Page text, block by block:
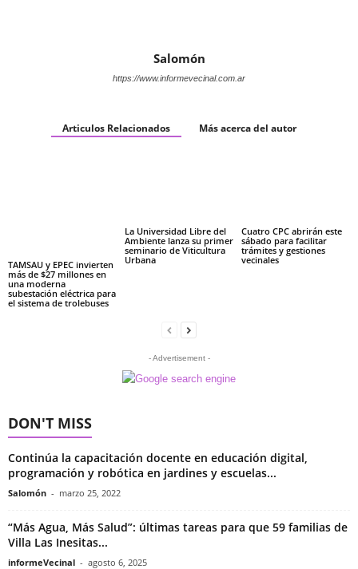
Salomón
https://www.informevecinal.com.ar
Articulos Relacionados Más acerca del autor
TAMSAU y EPEC invierten
más de $27 millones en
una moderna
subestación eléctrica para
el sistema de trolebuses
La Universidad Libre del
Ambiente lanza su primer
seminario de Viticultura
Urbana
Cuatro CPC abrirán este
sábado para facilitar
trámites y gestiones
vecinales
- Advertisement -
DON'T MISS
Continúa la capacitación docente en educación digital,
programación y robótica en jardines y escuelas...
Salomón - marzo 25, 2022
“Más Agua, Más Salud”: últimas tareas para que 59 familias de
Villa Las Inesitas...
informeVecinal - agosto 6, 2025